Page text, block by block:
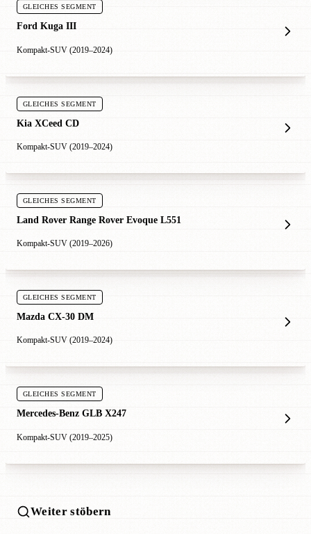
GLEICHES SEGMENT
Ford Kuga III
Kompakt-SUV (2019–2024)
GLEICHES SEGMENT
Kia XCeed CD
Kompakt-SUV (2019–2024)
GLEICHES SEGMENT
Land Rover Range Rover Evoque L551
Kompakt-SUV (2019–2026)
GLEICHES SEGMENT
Mazda CX-30 DM
Kompakt-SUV (2019–2024)
GLEICHES SEGMENT
Mercedes-Benz GLB X247
Kompakt-SUV (2019–2025)
Weiter stöbern